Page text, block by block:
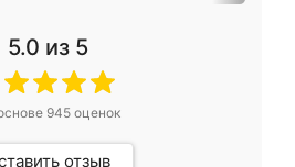
5.0 из 5
945оценок
отзыв